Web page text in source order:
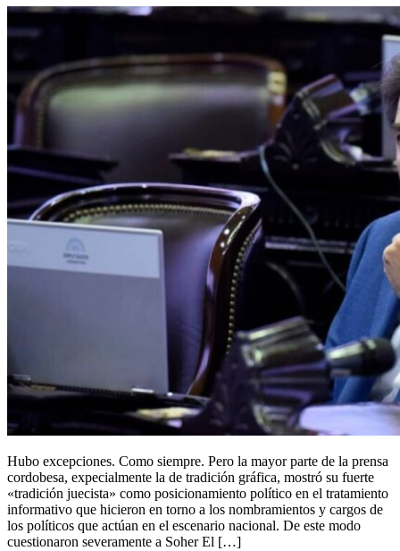
Hubo excepciones. Como siempre. Pero la mayor parte de la prensa
cordobesa, expecialmente la de tradición gráfica, mostró su fuerte
«tradición juecista» como posicionamiento político en el tratamiento
informativo que hicieron en torno a los nombramientos y cargos de
los políticos que actúan en el escenario nacional. De este modo
cuestionaron severamente a Soher El […]